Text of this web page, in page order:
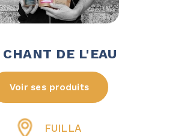
CHANT DE L'EAU
Voir ses produits
FUILLA